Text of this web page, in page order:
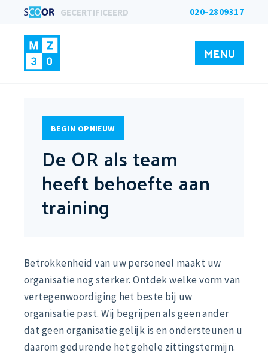
GECERTIFICEERD 020-2809317
MENU
BEGIN OPNIEUW
De OR als team
heeft behoefte aan
training
Betrokkenheid van uw personeel maakt uw
organisatie nog sterker. Ontdek welke vorm van
vertegenwoordiging het beste bij uw
organisatie past. Wij begrijpen als geen ander
dat geen organisatie gelijk is en ondersteunen u
daarom gedurende het gehele zittingstermijn.